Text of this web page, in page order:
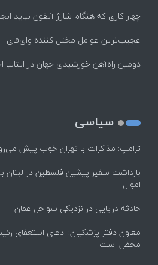
چهار کاری که هنگام شارژ آیفون نباید
عجیب‌ترین عوامل مختل کننده وای‌فای
دومین راه‌آهن خورشیدی جهان در
سیاسی
ترامپ: مذاکرات با تهران خوب پیش
بازداشت سفیر پیشین فلسطین در لبنان
اموال
حادثه دریایی در نزدیکی سواحل عمان
معاون دفتر پزشکیان: ادعای استعفای
محض است